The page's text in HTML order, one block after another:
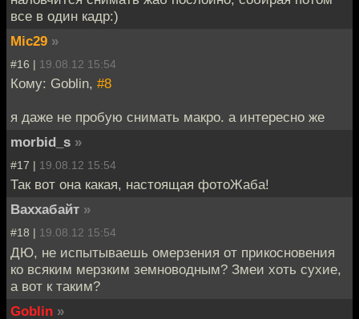
все в один кадр:)
Mic29 »
#16 | 19.08.12 15:54
Кому: Goblin, #8
я даже не пробую снимать макро. а интересно же
morbid_s »
#17 | 19.08.12 15:54
Так вот она какая, настоящая фотоЖаба!
Ваххабайт »
#18 | 19.08.12 15:54
ДЮ, не испытываешь омерзения от прикосновения
ко всяким мерзким земноводным? Змеи хоть сухие,
а вот к таким?
Goblin »